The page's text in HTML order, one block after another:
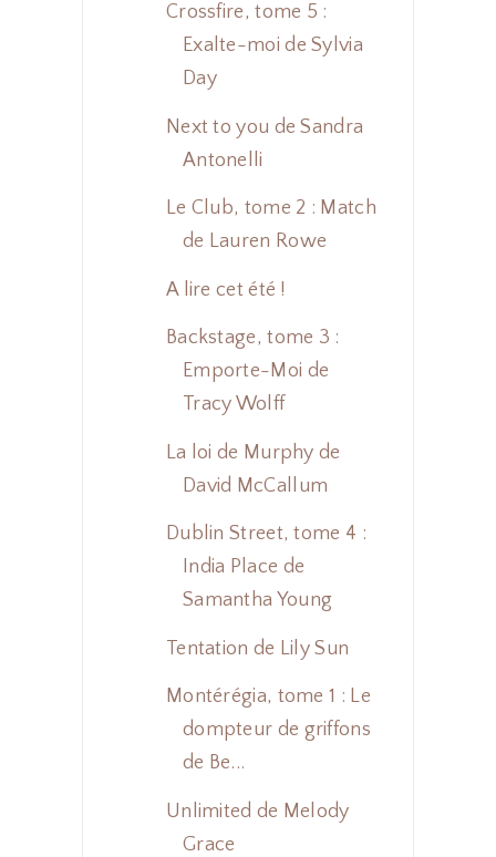
Crossfire, tome 5 :
Exalte-moi de Sylvia
Day
Next to you de Sandra
Antonelli
Le Club, tome 2 : Match
de Lauren Rowe
A lire cet été !
Backstage, tome 3 :
Emporte-Moi de
Tracy Wolff
La loi de Murphy de
David McCallum
Dublin Street, tome 4 :
India Place de
Samantha Young
Tentation de Lily Sun
Montérégia, tome 1 : Le
dompteur de griffons
de Be...
Unlimited de Melody
Grace